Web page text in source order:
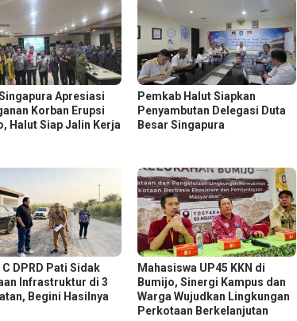
Apresiasi
Korban Erupsi
Halut Siap Jalin Kerja
Pemkab Halut Siapkan
Penyambutan Delegasi Duta
Besar Singapura
DPRD Pati Sidak
Infrastruktur di 3
Begini Hasilnya
Mahasiswa UP45 KKN di
Bumijo, Sinergi Kampus dan
Warga Wujudkan Lingkungan
Perkotaan Berkelanjutan